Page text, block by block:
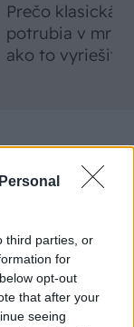
third parties, or
for
opt-out
that after your
seeing
Prečo klasická
potrubia v
ako to vyriešiť